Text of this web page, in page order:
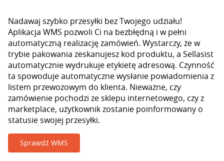
Nadawaj szybko przesyłki bez Twojego udziału!
Aplikacja WMS pozwoli Ci na bezbłędną i w pełni
automatyczną realizację zamówień. Wystarczy, że w
trybie pakowania zeskanujesz kod produktu, a Sellasist
automatycznie wydrukuje etykietę adresową. Czynność
ta spowoduje automatyczne wysłanie powiadomienia z
listem przewozowym do klienta. Nieważne, czy
zamówienie pochodzi ze sklepu internetowego, czy z
marketplace, użytkownik zostanie poinformowany o
statusie swojej przesyłki.
Sprawdź WMS